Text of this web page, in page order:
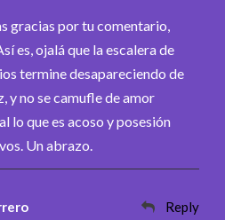
gracias por tu comentario,
es, ojalá que la escalera de
termine desapareciendo de
y no se camufle de amor
lo que es acoso y posesión
Un abrazo.
Reply